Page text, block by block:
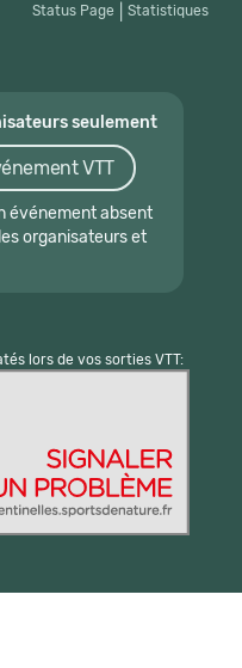
Status Page Statistiques
seulement
VTT
événement absent
organisateurs et
lors de vos sorties VTT: